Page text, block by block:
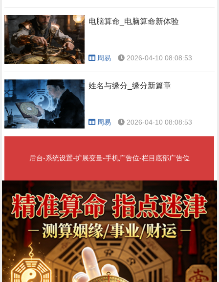
电脑算命_电脑算命新体验
周易 2026-04-10 08:08:53
姓名与缘分_缘分新篇章
周易 2026-04-10 08:08:53
后台-系统设置-扩展变量-手机广告位-栏目底部广告位